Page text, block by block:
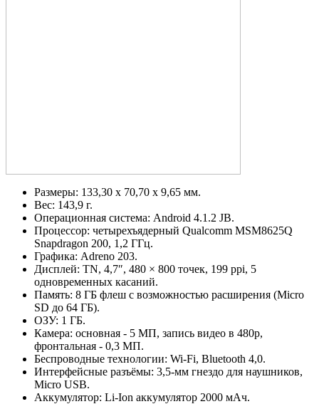
Размеры: 133,30 x 70,70 x 9,65 мм.
Вес: 143,9 г.
Операционная система: Android 4.1.2 JB.
Процессор: четырехъядерный Qualcomm MSM8625Q
Snapdragon 200, 1,2 ГГц.
Графика: Adreno 203.
Дисплей: TN, 4,7″, 480 × 800 точек, 199 ppi, 5
одновременных касаний.
Память: 8 ГБ флеш с возможностью расширения (Micro
SD до 64 ГБ).
ОЗУ: 1 ГБ.
Камера: основная - 5 МП, запись видео в 480p,
фронтальная - 0,3 МП.
Беспроводные технологии: Wi-Fi, Bluetooth 4,0.
Интерфейсные разъёмы: 3,5-мм гнездо для наушников,
Micro USB.
Аккумулятор: Li-Ion аккумулятор 2000 мАч.